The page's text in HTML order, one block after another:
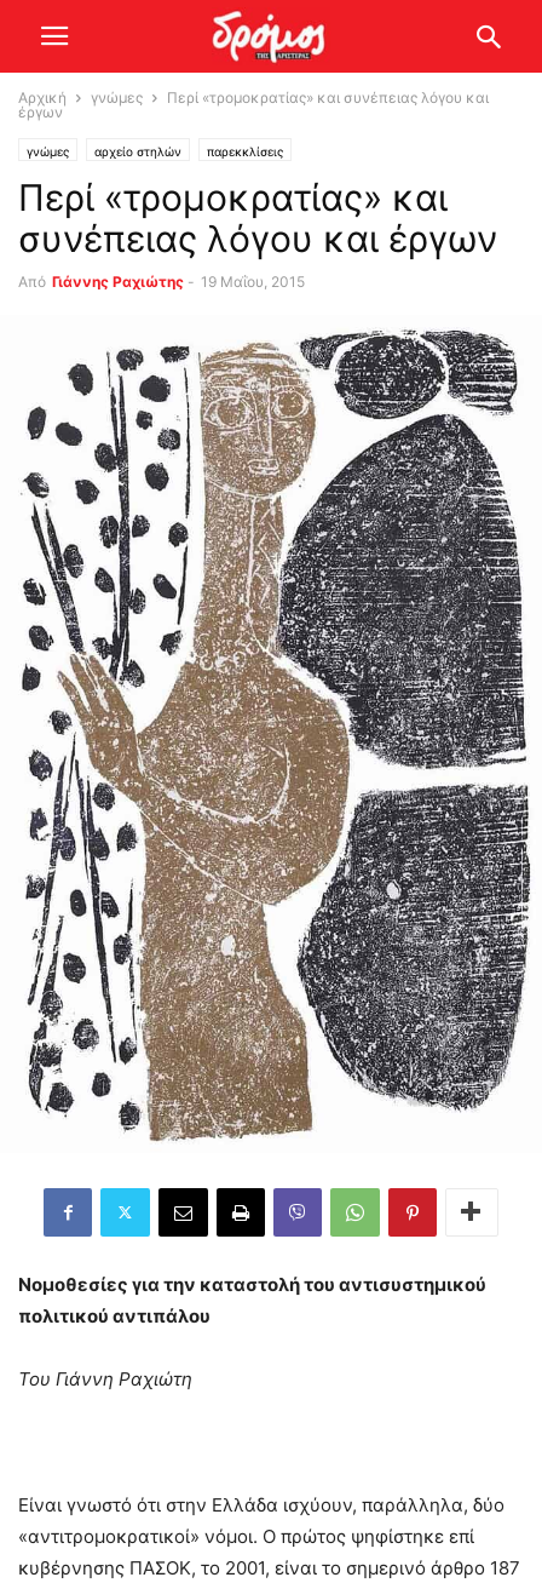
Αρχική γνώμες
Περί «τρομοκρατίας» και συνέπειας λόγου και
έργων
γνώμες αρχείο στηλών παρεκκλίσεις
Περί «τρομοκρατίας» και
συνέπειας λόγου και έργων
Από Γιάννης Ραχιώτης - 19 Μαΐου, 2015
Νομοθεσίες για την καταστολή του αντισυστημικού
πολιτικού αντιπάλου
Του Γιάννη Ραχιώτη
Είναι γνωστό ότι στην Ελλάδα ισχύουν, παράλληλα, δύο
«αντιτρομοκρατικοί» νόμοι. Ο πρώτος ψηφίστηκε επί
κυβέρνησης ΠΑΣΟΚ, το 2001, είναι το σημερινό άρθρο 187